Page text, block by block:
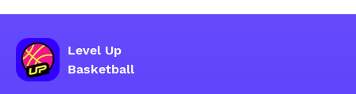
Level Up
Basketball